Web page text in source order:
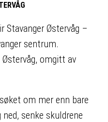
Stavanger Østervåg –
sentrum.
Østervåg, omgitt av
om mer enn bare
senke skuldrene